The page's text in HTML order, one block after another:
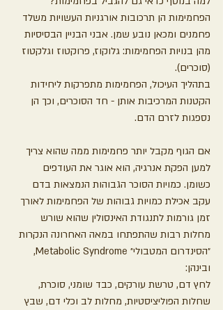
הפחמימות הן תרכובות אורגניות העשויות משלד
פחמנים ומכאן נובע שמן. אבני הבניין הבסיסיות
מהן בנויות הפחמימות: גלוקוז, פרוקטוז וגלקטוז
(סוכרים).
בתהליך העיכול, הפחמימות מתפרקות ליחידות
הקטנות המרכיבות אותן - חד הסוכרים, וכך הן
נספגות לזרם הדם.
אם הגוף מקבל יותר פחמימות ממה שהוא צריך
למען הפקת אנרגיה, הוא אוגר את העודפים
כשומן. כמויות הסוכר הגבוהות הנמצאות בדם
עקב אכילת כמויות גבוהות של הפחמימות לאורך
זמן גורמות לתנגודת האינסולין שהוא שורש
מחלות רבות שהתפתחו במאה האחרונה הנקרות
״הסינדרום המטבולי״ Metabolic Syndrome,
ובינהן:
לחץ דם, טרשת עורקים, כבד שומני, סוכרת,
שחלות הפוליציסטיות, מחלות לב וכלי דם, שבץ